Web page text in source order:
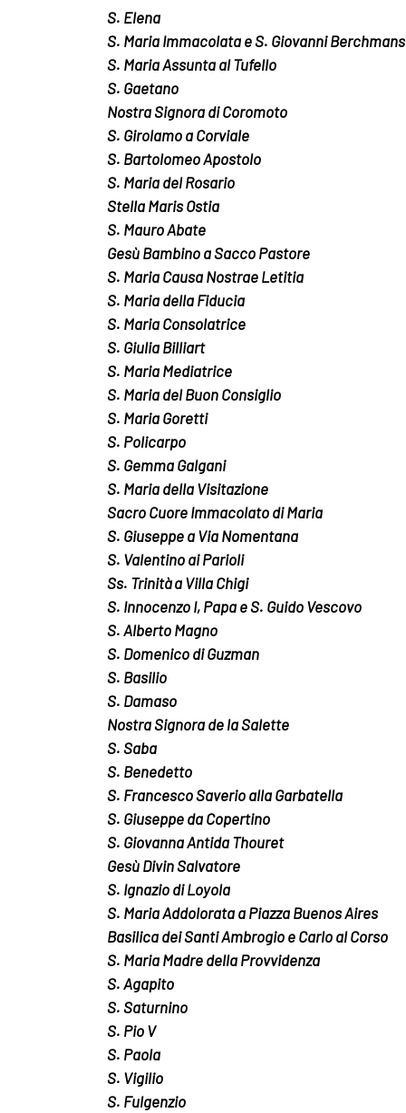
S. Elena
S. Maria Immacolata e S. Giovanni Berchmans
S. Maria Assunta al Tufello
S. Gaetano
Nostra Signora di Coromoto
S. Girolamo a Corviale
S. Bartolomeo Apostolo
S. Maria del Rosario
Stella Maris Ostia
S. Mauro Abate
Gesù Bambino a Sacco Pastore
S. Maria Causa Nostrae Letitia
S. Maria della Fiducia
S. Maria Consolatrice
S. Giulia Billiart
S. Maria Mediatrice
S. Maria del Buon Consiglio
S. Maria Goretti
S. Policarpo
S. Gemma Galgani
S. Maria della Visitazione
Sacro Cuore Immacolato di Maria
S. Giuseppe a Via Nomentana
S. Valentino ai Parioli
Ss. Trinità a Villa Chigi
S. Innocenzo I, Papa e S. Guido Vescovo
S. Alberto Magno
S. Domenico di Guzman
S. Basilio
S. Damaso
Nostra Signora de la Salette
S. Saba
S. Benedetto
S. Francesco Saverio alla Garbatella
S. Giuseppe da Copertino
S. Giovanna Antida Thouret
Gesù Divin Salvatore
S. Ignazio di Loyola
S. Maria Addolorata a Piazza Buenos Aires
Basilica dei Santi Ambrogio e Carlo al Corso
S. Maria Madre della Provvidenza
S. Agapito
S. Saturnino
S. Pio V
S. Paola
S. Vigilio
S. Fulgenzio